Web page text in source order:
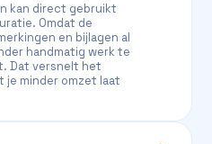
kan direct gebruikt
Omdat de
en bijlagen al
handmatig werk te
Dat versnelt het
je minder omzet laat